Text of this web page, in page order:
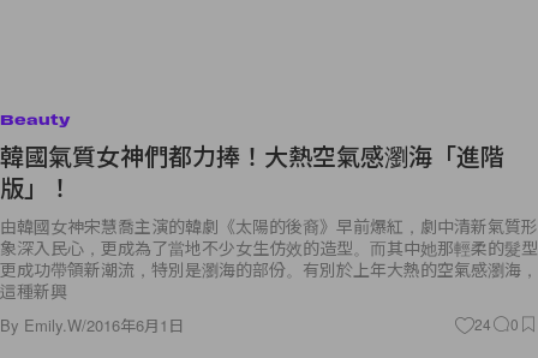
Beauty
韓國氣質女神們都力捧！大熱空氣感瀏海「進階
版」！
由韓國女神宋慧喬主演的韓劇《太陽的後裔》早前爆紅，劇中清新氣質形
象深入民心，更成為了當地不少女生仿效的造型。而其中她那輕柔的髮型
更成功帶領新潮流，特別是瀏海的部份。有別於上年大熱的空氣感瀏海，
這種新興
By Emily.W/2016年6月1日 24 0